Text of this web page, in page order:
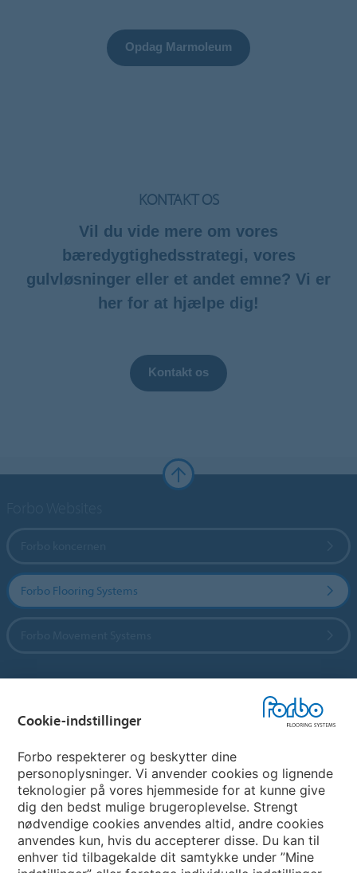
Opdag Marmoleum
KONTAKT OS
Vil du vide mere om vores
bæredygtighedsstrategi, vores
gulvløsninger eller et andet emne? Vi er
her for at hjælpe dig!
Kontakt os
Forbo Flooring Systems
My Forbo
Nuway entrance systems
Cookie-indstillinger
Forbo respekterer og beskytter dine
personoplysninger. Vi anvender cookies og lignende
teknologier på vores hjemmeside for at kunne give
dig den bedst mulige brugeroplevelse. Strengt
nødvendige cookies anvendes altid, andre cookies
anvendes kun, hvis du accepterer disse. Du kan til
enhver tid tilbagekalde dit samtykke under ”Mine